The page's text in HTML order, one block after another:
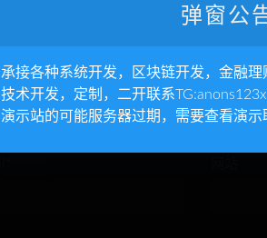
弹窗公
承接各种系统开发，区块链开发，金融
技术开发，定制，二开联系
演示站的可能服务器过期，需要查看演